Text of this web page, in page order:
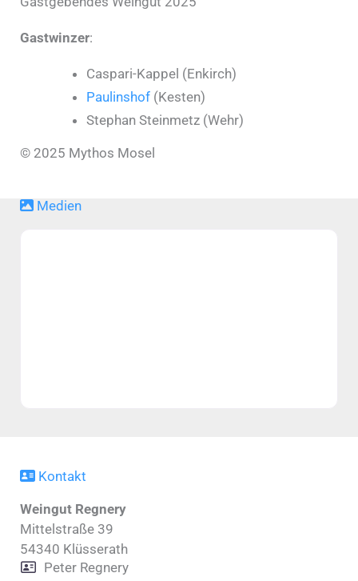
Gastwinzer:
Caspari-Kappel (Enkirch)
Paulinshof (Kesten)
Stephan Steinmetz (Wehr)
© 2025 Mythos Mosel
Medien
Kontakt
Weingut Regnery
Mittelstraße 39
54340 Klüsserath
Peter Regnery